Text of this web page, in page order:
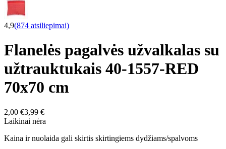
4,9(874 atsiliepimai)
Flanelės pagalvės užvalkalas su
užtrauktukais 40-1557-RED
70x70 cm
2,00 €3,99 €
Laikinai nėra
Kaina ir nuolaida gali skirtis skirtingiems dydžiams/spalvoms